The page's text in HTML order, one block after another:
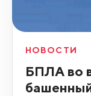
НОВОСТИ
БПЛА во